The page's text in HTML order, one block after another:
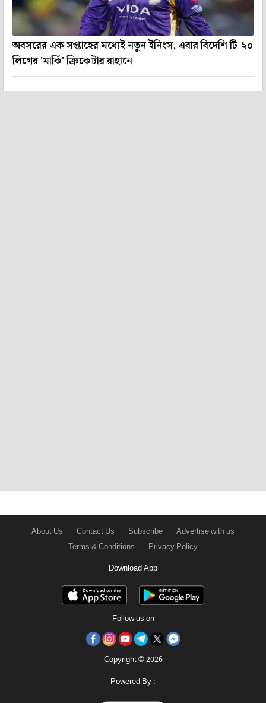
অবসরের এক সপ্তাহের মধ্যেই নতুন ইনিংস, এবার বিদেশি টি-২০
লিগের 'মার্কি' ক্রিকেটার রাহানে
About Us Contact Us Subscribe
Advertise with us
Terms & Conditions
Privacy Policy
Download App
Follow us on
Copyright © 2026
Powered By :